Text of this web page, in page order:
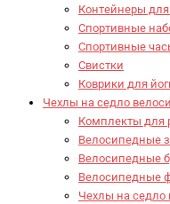
Контейнеры
Спортивные
Спортивные
Свистки
Коврики для
Чехлы на седло
Комплекты для
Велосипедные
Велосипедные
Велосипедные
Чехлы на седло